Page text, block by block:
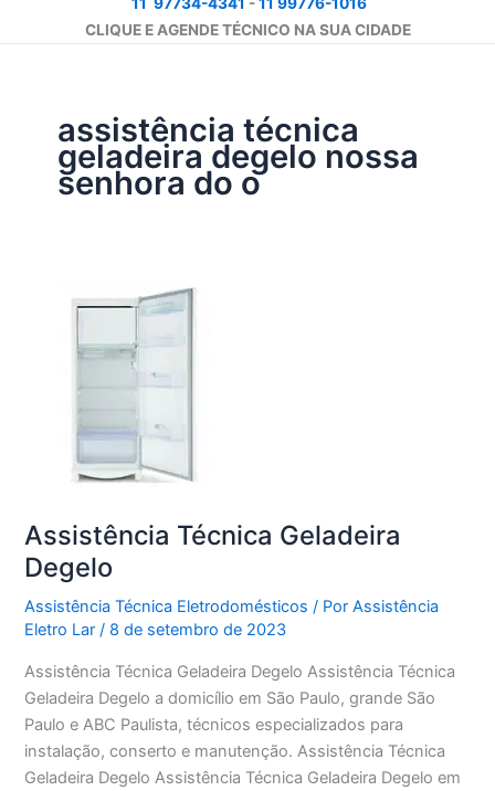
11 97734-4341 -11 99776-1016
CLIQUE E AGENDE TÉCNICO NA SUA CIDADE
assistência técnica
geladeira degelo nossa
senhora do o
Assistência Técnica Geladeira
Degelo
Assistência Técnica Eletrodomésticos / PorAssistência
Eletro Lar/ 8 de setembro de 2023
Assistência Técnica Geladeira Degelo Assistência Técnica
Geladeira Degelo a domicílio em São Paulo, grande São
Paulo e ABC Paulista, técnicos especializados para
instalação, conserto e manutenção. Assistência Técnica
Geladeira Degelo Assistência Técnica Geladeira Degelo em